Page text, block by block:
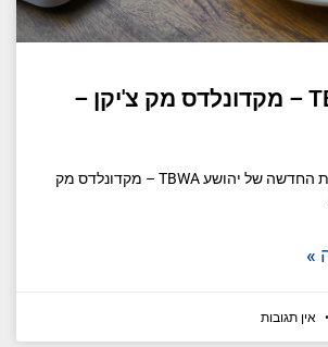
יהושע TBWA – מקדונלדס מק צ'יקן –
קבלו את הפרסומת החדשה של יהושע TBWA – מקדונלדס מק
»
אין תגובות